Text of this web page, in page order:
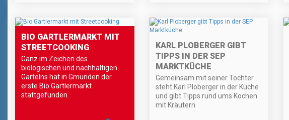
BIO GARTLERMARKT MIT
STREETCOOKING
Ganz im Zeichen des
biologischen und nachhaltigen
Gartelns hat in Gmunden der
erste Bio Gartlermarkt
stattgefunden.
KARL PLOBERGER GIBT
TIPPS IN DER SEP
MARKTKÜCHE
Gemeinsam mit seiner Tochter
steht Karl Ploberger in der Küche
und gibt Tipps rund ums Kochen
mit Kräutern.